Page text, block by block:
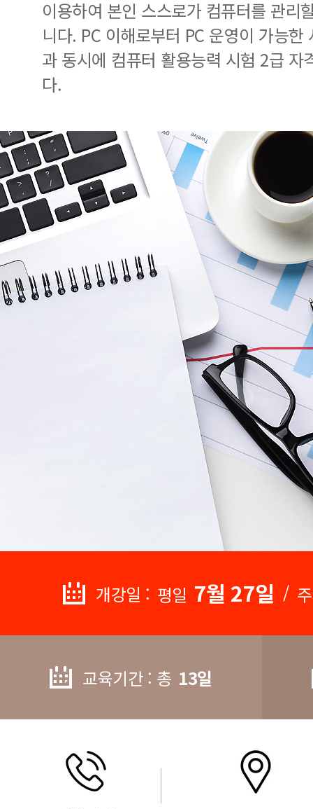
이용하여 본인 스스로가 컴퓨터를 관리
니다. PC 이해로부터 PC 운영이 가능
과 동시에 컴퓨터 활용능력 시험 2급 자
다.
개강일 : 평일 7월 27일 /
교육기간 : 총 13일